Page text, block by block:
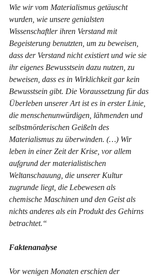
Wie wir vom Materialismus getäuscht
wurden, wie unsere genialsten
Wissenschaftler ihren Verstand mit
Begeisterung benutzten, um zu beweisen,
dass der Verstand nicht existiert und wie sie
ihr eigenes Bewusstsein dazu nutzen, zu
beweisen, dass es in Wirklichkeit gar kein
Bewusstsein gibt. Die Voraussetzung für das
Überleben unserer Art ist es in erster Linie,
die menschenunwürdigen, lähmenden und
selbstmörderischen Geißeln des
Materialismus zu überwinden. (…) Wir
leben in einer Zeit der Krise, vor allem
aufgrund der materialistischen
Weltanschauung, die unserer Kultur
zugrunde liegt, die Lebewesen als
chemische Maschinen und den Geist als
nichts anderes als ein Produkt des Gehirns
betrachtet.“
Faktenanalyse
Vor wenigen Monaten erschien der